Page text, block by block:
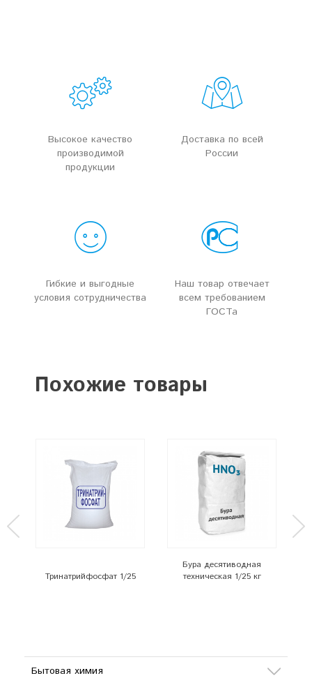
Высокое качество
производимой
продукции
Доставка по всей
России
Гибкие и выгодные
условия сотрудничества
Наш товар отвечает
всем требованием
ГОСТа
Похожие товары
Тринатрийфосфат 1/25
Бура десятиводная
техническая 1/25 кг
Бытовая химия